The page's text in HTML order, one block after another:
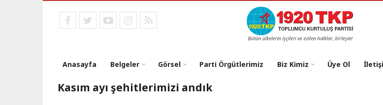
facebooktwitteryoutubeinstagram
RSS
Anasayfa Belgeler Görsel Parti Örgütlerimiz Biz Kimiz Üye Ol
Kasım ayı şehitlerimizi andık